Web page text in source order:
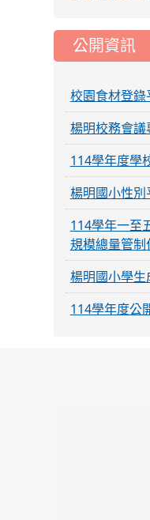
公開資訊
校園食材登錄
楊明校務會議
114學年度學
楊明國小性
114學年一至
規模總量管制
楊明國小學
114學年度公